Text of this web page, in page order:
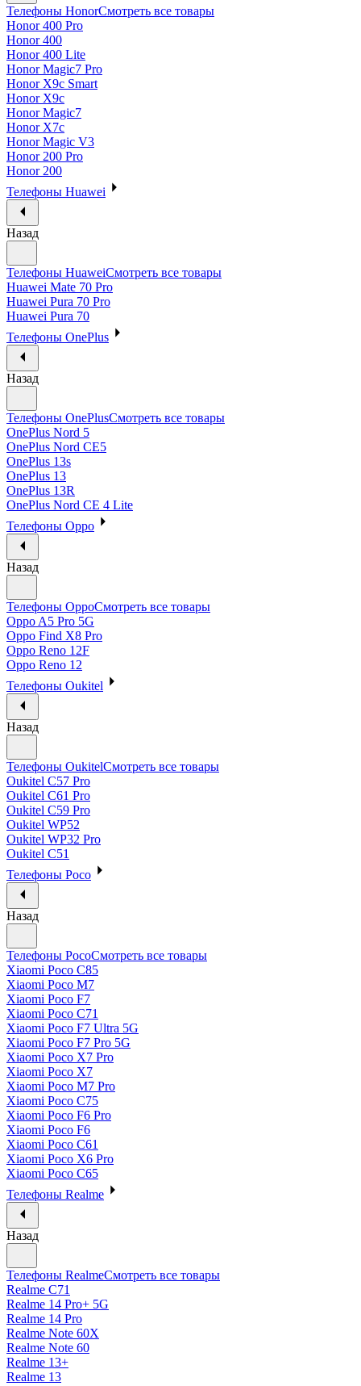
Телефоны HonorСмотреть все товары
Honor 400 Pro
Honor 400
Honor 400 Lite
Honor Magic7 Pro
Honor X9c Smart
Honor X9c
Honor Magic7
Honor X7c
Honor Magic V3
Honor 200 Pro
Honor 200
Телефоны Huawei
Назад
Телефоны HuaweiСмотреть все товары
Huawei Mate 70 Pro
Huawei Pura 70 Pro
Huawei Pura 70
Телефоны OnePlus
Назад
Телефоны OnePlusСмотреть все товары
OnePlus Nord 5
OnePlus Nord CE5
OnePlus 13s
OnePlus 13
OnePlus 13R
OnePlus Nord CE 4 Lite
Телефоны Oppo
Назад
Телефоны OppoСмотреть все товары
Oppo A5 Pro 5G
Oppo Find X8 Pro
Oppo Reno 12F
Oppo Reno 12
Телефоны Oukitel
Назад
Телефоны OukitelСмотреть все товары
Oukitel C57 Pro
Oukitel C61 Pro
Oukitel C59 Pro
Oukitel WP52
Oukitel WP32 Pro
Oukitel C51
Телефоны Poco
Назад
Телефоны PocoСмотреть все товары
Xiaomi Poco C85
Xiaomi Poco M7
Xiaomi Poco F7
Xiaomi Poco C71
Xiaomi Poco F7 Ultra 5G
Xiaomi Poco F7 Pro 5G
Xiaomi Poco X7 Pro
Xiaomi Poco X7
Xiaomi Poco M7 Pro
Xiaomi Poco C75
Xiaomi Poco F6 Pro
Xiaomi Poco F6
Xiaomi Poco C61
Xiaomi Poco X6 Pro
Xiaomi Poco C65
Телефоны Realme
Назад
Телефоны RealmeСмотреть все товары
Realme C71
Realme 14 Pro+ 5G
Realme 14 Pro
Realme Note 60X
Realme Note 60
Realme 13+
Realme 13